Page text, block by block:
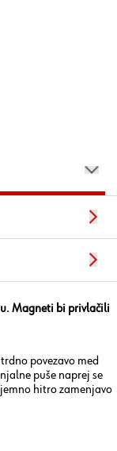
Magneti bi privlačili
povezavo med
puše naprej se
hitro zamenjavo